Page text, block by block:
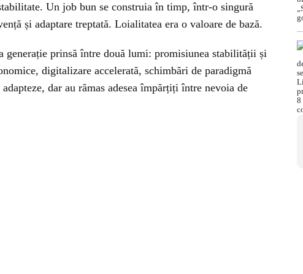
Un job bun se construia în timp, într-o singură
și adaptare treptată. Loialitatea era o valoare de bază.
prinsă între două lumi: promisiunea stabilității și
digitalizare accelerată, schimbări de paradigmă
dar au rămas adesea împărțiți între nevoia de